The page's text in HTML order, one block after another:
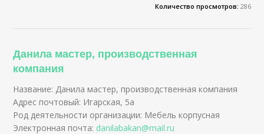
Количество просмотров: 286
Данила мастер, производственная
компания
Название: Данила мастер, производственная компания
Адрес почтовый: Игарская, 5а
Род деятельности организации: Мебель корпусная
Электронная почта: danilabakan@mail.ru